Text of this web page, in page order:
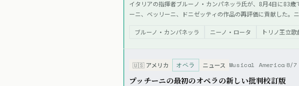
イタリアの指揮者ブルーノ・カンパネッラ氏が、8月4日に83
ーニ、ベッリーニ、ドニゼッティの作品の再評価に貢献した。
ブルーノ・カンパネッラ
ニーノ・ロータ トリノ王立歌
🇺🇸 アメリカ オペラ ニュース Musical America 8/
プッチーニの最初のオペラの新しい批判校訂版